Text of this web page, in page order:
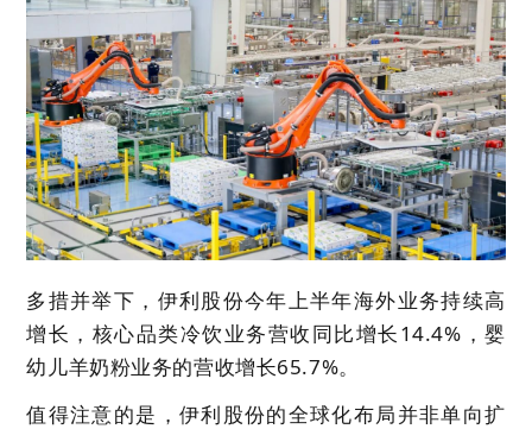
多措并举下，伊利股份今年上半年海外业务持续高
增长，核心品类冷饮业务营收同比增长14.4%，婴
幼儿羊奶粉业务的营收增长65.7%。
值得注意的是，伊利股份的全球化布局并非单向扩